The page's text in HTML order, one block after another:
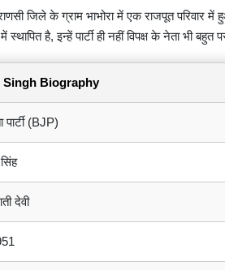
जिले के ग्राम भाभोरा में एक राजपूत परिवार
है, इन्हें पार्टी ही नहीं विपक्ष के नेता भी बहुत
Singh Biography
पार्टी (BJP)
देवी